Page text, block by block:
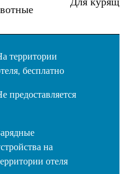
территории
, бесплатно
предоставляется
на
отеля